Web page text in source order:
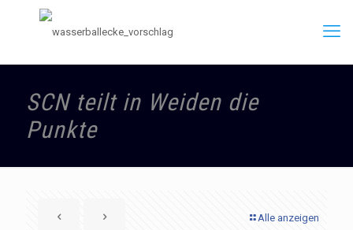
SCN teilt in Weiden die
Punkte
Alle anzeigen